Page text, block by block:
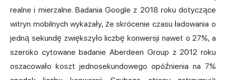
realne i mierzalne. Badania Google z 2018 roku dotyczące
witryn mobilnych wykazały, że skrócenie czasu ładowania o
jedną sekundę zwiększyło liczbę konwersji nawet o 27%, a
szeroko cytowane badanie Aberdeen Group z 2012 roku
oszacowało koszt jednosekundowego opóźnienia na 7%